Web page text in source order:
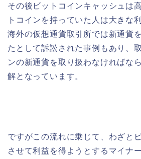
その後ビットコインキャッシュは
トコインを持っていた人は大きな
海外の仮想通貨取引所では新通貨
たとして訴訟された事例もあり、
ンの新通貨を取り扱わなければな
解となっています。
ですがこの流れに乗じて、わざと
させて利益を得ようとするマイナ